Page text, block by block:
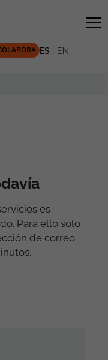
ES EN
es
Para ello solo
de correo